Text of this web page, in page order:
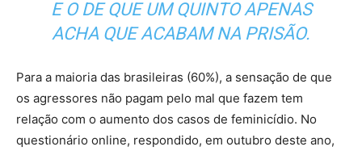
E O DE QUE UM QUINTO APENAS
ACHA QUE ACABAM NA PRISÃO.
Para a maioria das brasileiras (60%), a sensação de que
os agressores não pagam pelo mal que fazem tem
relação com o aumento dos casos de feminicídio. No
questionário online, respondido, em outubro deste ano,